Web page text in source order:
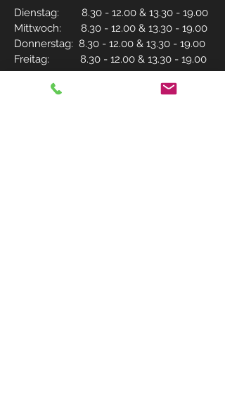
Dienstag: 8.30 - 12.00 & 13.30 - 19.00
Mittwoch: 8.30 - 12.00 & 13.30 - 19.00
Donnerstag: 8.30 - 12.00 & 13.30 - 19.00
Freitag: 8.30 - 12.00 & 13.30 - 19.00
Samstag: